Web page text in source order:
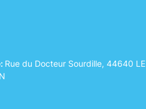
Rue du Docteur Sourdille, 44640 LE